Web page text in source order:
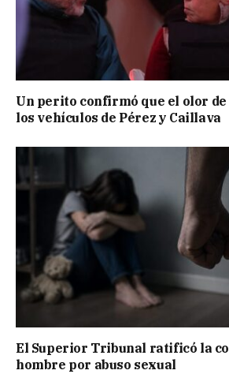
Un perito confirmó que el olor de
los vehículos de Pérez y Caillava
El Superior Tribunal ratificó la
hombre por abuso sexual